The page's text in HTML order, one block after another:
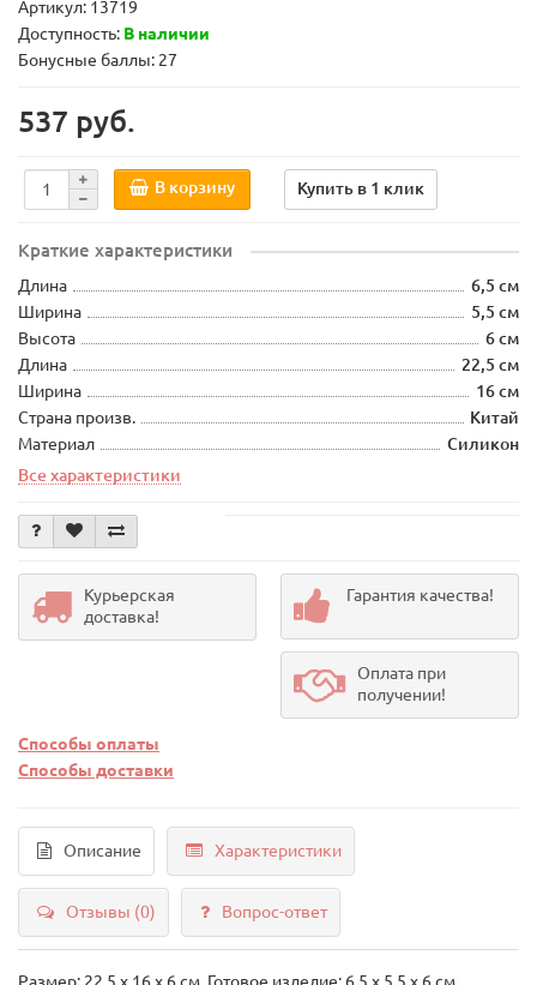
Артикул: 13719
Доступность: В наличии
Бонусные баллы: 27
537 руб.
В корзину Купить в 1 клик
Краткие характеристики
Длина
6,5 см
Ширина
5,5 см
Высота
6 см
Длина
22,5 см
Ширина
16 см
Страна произв.
Китай
Материал
Силикон
Все характеристики
Курьерская
доставка!
Гарантия качества!
Оплата при
получении!
Способы оплаты
Способы доставки
Описание Характеристики
Отзывы (0) Вопрос-ответ